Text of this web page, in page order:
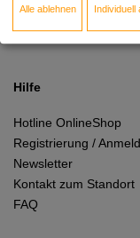
Datenschutz
Cookie Einstellungen
Hilfe
Hotline OnlineShop
Registrierung /
Newsletter
Kontakt zum Standort
FAQ
Alle ablehnen Individuell